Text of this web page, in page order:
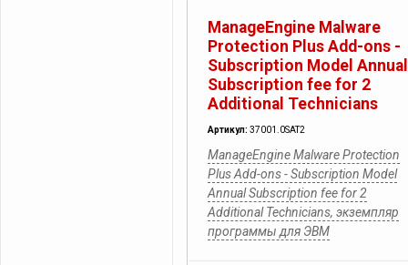
ManageEngine Malware
Protection Plus Add-ons -
Subscription Model Annual
Subscription fee for 2
Additional Technicians
Артикул: 37001.0SAT2
ManageEngine Malware Protection
Plus Add-ons - Subscription Model
Annual Subscription fee for 2
Additional Technicians, экземпляр
программы для ЭВМ